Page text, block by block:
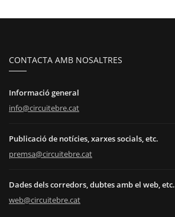
CONTACTA AMB NOSALTRES
Informació general
info@circuitebre.cat
Publicació de notícies, xarxes socials, etc.
premsa@circuitebre.cat
Dades dels corredors, dubtes amb el web, etc.
web@circuitebre.cat